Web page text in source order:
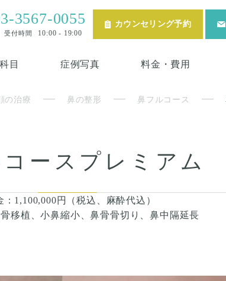
3567-0055
受付時間 10:00 - 19:00
カウンセリング予約
目 症例写真 料金・費用
の治療 鼻の整形 鼻フルコース
ースプレミアム
：1,100,000円（税込、麻酔代込）
移植、小鼻縮小、鼻骨骨切り、鼻中隔延長